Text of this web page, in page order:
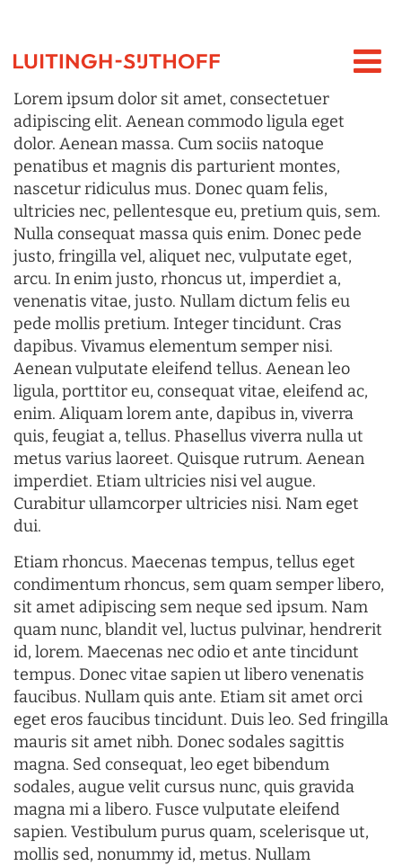
Lorem ipsum dolor sit amet, consectetuer
adipiscing elit. Aenean commodo ligula eget
dolor. Aenean massa. Cum sociis natoque
penatibus et magnis dis parturient montes,
nascetur ridiculus mus. Donec quam felis,
ultricies nec, pellentesque eu, pretium quis, sem.
Nulla consequat massa quis enim. Donec pede
justo, fringilla vel, aliquet nec, vulputate eget,
arcu. In enim justo, rhoncus ut, imperdiet a,
venenatis vitae, justo. Nullam dictum felis eu
pede mollis pretium. Integer tincidunt. Cras
dapibus. Vivamus elementum semper nisi.
Aenean vulputate eleifend tellus. Aenean leo
ligula, porttitor eu, consequat vitae, eleifend ac,
enim. Aliquam lorem ante, dapibus in, viverra
quis, feugiat a, tellus. Phasellus viverra nulla ut
metus varius laoreet. Quisque rutrum. Aenean
imperdiet. Etiam ultricies nisi vel augue.
Curabitur ullamcorper ultricies nisi. Nam eget
dui.
Etiam rhoncus. Maecenas tempus, tellus eget
condimentum rhoncus, sem quam semper libero,
sit amet adipiscing sem neque sed ipsum. Nam
quam nunc, blandit vel, luctus pulvinar, hendrerit
id, lorem. Maecenas nec odio et ante tincidunt
tempus. Donec vitae sapien ut libero venenatis
faucibus. Nullam quis ante. Etiam sit amet orci
eget eros faucibus tincidunt. Duis leo. Sed fringilla
mauris sit amet nibh. Donec sodales sagittis
magna. Sed consequat, leo eget bibendum
sodales, augue velit cursus nunc, quis gravida
magna mi a libero. Fusce vulputate eleifend
sapien. Vestibulum purus quam, scelerisque ut,
mollis sed, nonummy id, metus. Nullam